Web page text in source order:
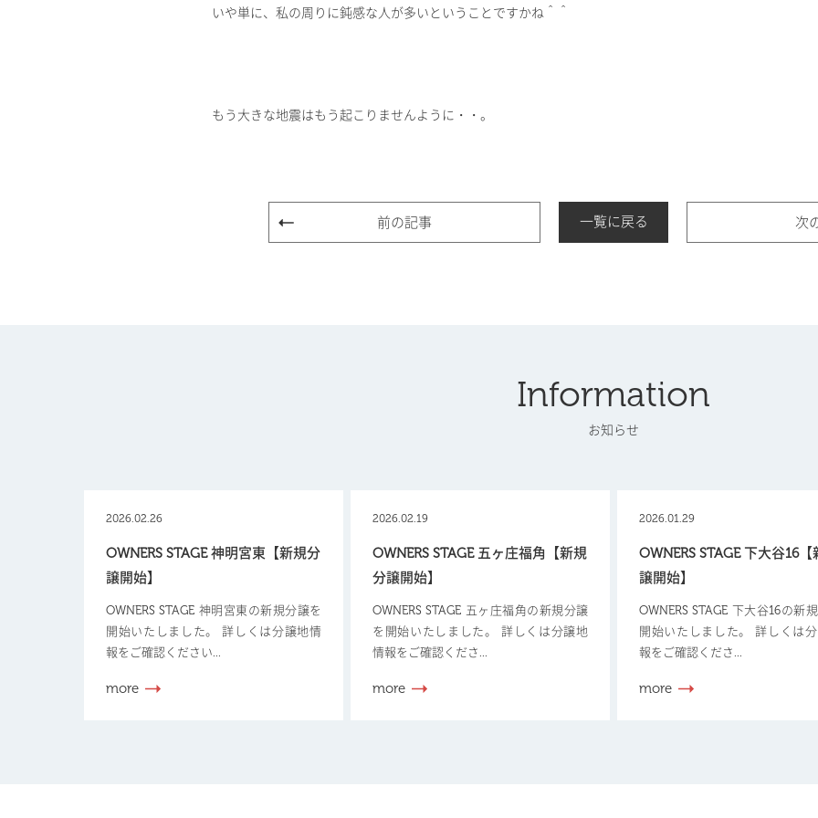
いや単に、私の周りに鈍感な人が多いということですかね＾＾
もう大きな地震はもう起こりませんように・・。
前の記事 一覧に戻る 次
Information
お知らせ
2026.02.26
OWNERS STAGE 神明宮東【新規分
譲開始】
OWNERS STAGE 神明宮東の新規分譲を
開始いたしました。 詳しくは分譲地情
報をご確認ください...
more
2026.02.19
OWNERS STAGE 五ヶ庄福角【新規
分譲開始】
OWNERS STAGE 五ヶ庄福角の新規分譲
を開始いたしました。 詳しくは分譲地
情報をご確認くださ...
more
2026.01.29
OWNERS STAGE 下大谷16
譲開始】
OWNERS STAGE 下大谷16の新
開始いたしました。 詳しくは
報をご確認くださ...
more